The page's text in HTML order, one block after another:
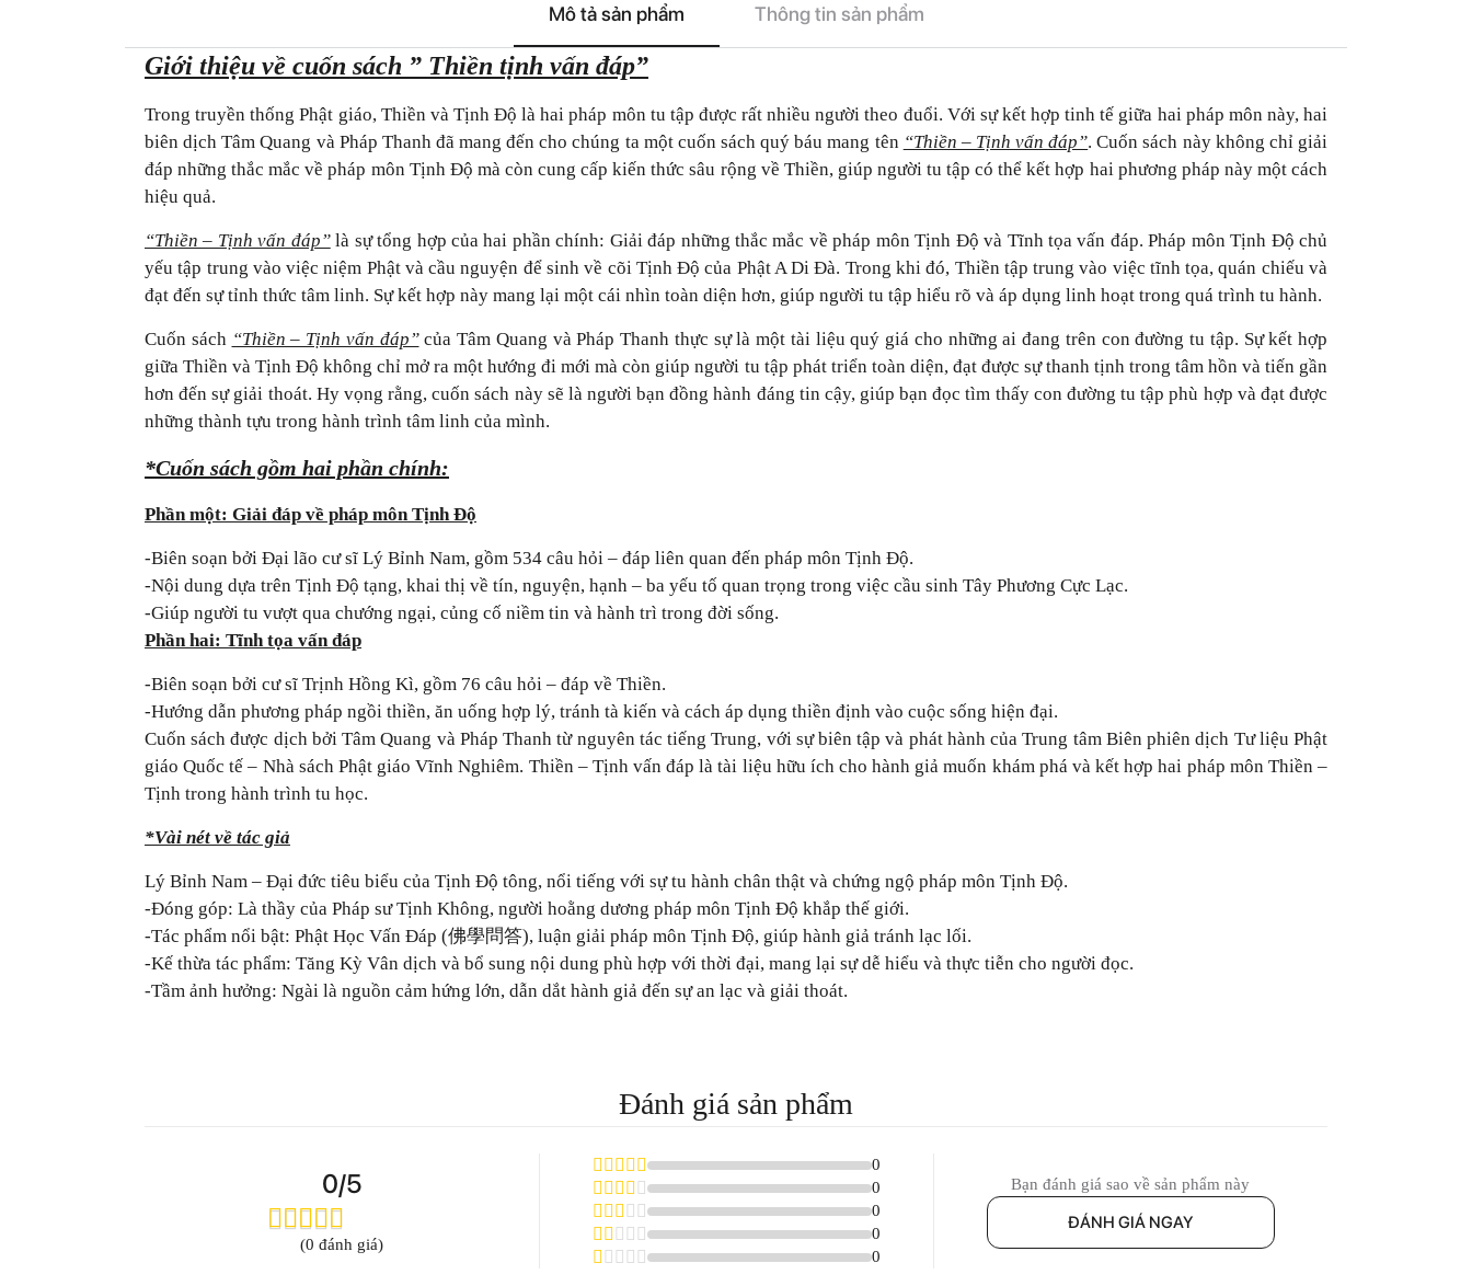
Mô tả sản phẩm Thông tin sản phẩm
Giới thiệu về cuốn sách ” Thiền tịnh vấn đáp”
Trong truyền thống Phật giáo, Thiền và Tịnh Độ là hai pháp môn tu tập được rất nhiều người theo đuổi. Với sự kết hợp tinh tế giữa hai pháp môn này, hai
biên dịch Tâm Quang và Pháp Thanh đã mang đến cho chúng ta một cuốn sách quý báu mang tên “Thiền – Tịnh vấn đáp”. Cuốn sách này không chỉ giải
đáp những thắc mắc về pháp môn Tịnh Độ mà còn cung cấp kiến thức sâu rộng về Thiền, giúp người tu tập có thể kết hợp hai phương pháp này một cách
hiệu quả.
“Thiền – Tịnh vấn đáp”là sự tổng hợp của hai phần chính: Giải đáp những thắc mắc về pháp môn Tịnh Độ và Tĩnh tọa vấn đáp. Pháp môn Tịnh Độ chủ
yếu tập trung vào việc niệm Phật và cầu nguyện để sinh về cõi Tịnh Độ của Phật A Di Đà. Trong khi đó, Thiền tập trung vào việc tĩnh tọa, quán chiếu và
đạt đến sự tỉnh thức tâm linh. Sự kết hợp này mang lại một cái nhìn toàn diện hơn, giúp người tu tập hiểu rõ và áp dụng linh hoạt trong quá trình tu hành.
Cuốn sách “Thiền – Tịnh vấn đáp”của Tâm Quang và Pháp Thanh thực sự là một tài liệu quý giá cho những ai đang trên con đường tu tập. Sự kết hợp
giữa Thiền và Tịnh Độ không chỉ mở ra một hướng đi mới mà còn giúp người tu tập phát triển toàn diện, đạt được sự thanh tịnh trong tâm hồn và tiến gần
hơn đến sự giải thoát. Hy vọng rằng, cuốn sách này sẽ là người bạn đồng hành đáng tin cậy, giúp bạn đọc tìm thấy con đường tu tập phù hợp và đạt được
những thành tựu trong hành trình tâm linh của mình.
*Cuốn sách gồm hai phần chính:
Phần một: Giải đáp về pháp môn Tịnh Độ
-Biên soạn bởi Đại lão cư sĩ Lý Bỉnh Nam, gồm 534 câu hỏi – đáp liên quan đến pháp môn Tịnh Độ.
-Nội dung dựa trên Tịnh Độ tạng, khai thị về tín, nguyện, hạnh – ba yếu tố quan trọng trong việc cầu sinh Tây Phương Cực Lạc.
-Giúp người tu vượt qua chướng ngại, củng cố niềm tin và hành trì trong đời sống.
Phần hai: Tĩnh tọa vấn đáp
-Biên soạn bởi cư sĩ Trịnh Hồng Kì, gồm 76 câu hỏi – đáp về Thiền.
-Hướng dẫn phương pháp ngồi thiền, ăn uống hợp lý, tránh tà kiến và cách áp dụng thiền định vào cuộc sống hiện đại.
Cuốn sách được dịch bởi Tâm Quang và Pháp Thanh từ nguyên tác tiếng Trung, với sự biên tập và phát hành của Trung tâm Biên phiên dịch Tư liệu Phật
giáo Quốc tế – Nhà sách Phật giáo Vĩnh Nghiêm. Thiền – Tịnh vấn đáp là tài liệu hữu ích cho hành giả muốn khám phá và kết hợp hai pháp môn Thiền –
Tịnh trong hành trình tu học.
*Vài nét về tác giả
Lý Bỉnh Nam – Đại đức tiêu biểu của Tịnh Độ tông, nổi tiếng với sự tu hành chân thật và chứng ngộ pháp môn Tịnh Độ.
-Đóng góp: Là thầy của Pháp sư Tịnh Không, người hoằng dương pháp môn Tịnh Độ khắp thế giới.
-Tác phẩm nổi bật: Phật Học Vấn Đáp (佛學問答), luận giải pháp môn Tịnh Độ, giúp hành giả tránh lạc lối.
-Kế thừa tác phẩm: Tăng Kỳ Vân dịch và bổ sung nội dung phù hợp với thời đại, mang lại sự dễ hiểu và thực tiễn cho người đọc.
-Tầm ảnh hưởng: Ngài là nguồn cảm hứng lớn, dẫn dắt hành giả đến sự an lạc và giải thoát.
Đánh giá sản phẩm
0/5
(0 đánh giá)
0
0
0
0
0
Bạn đánh giá sao về sản phẩm này
ĐÁNH GIÁ NGAY